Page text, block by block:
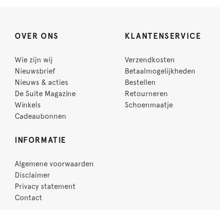
OVER ONS
Wie zijn wij
Nieuwsbrief
Nieuws & acties
De Suite Magazine
Winkels
Cadeaubonnen
KLANTENSERVICE
Verzendkosten
Betaalmogelijkheden
Bestellen
Retourneren
Schoenmaatje
INFORMATIE
Algemene voorwaarden
Disclaimer
Privacy statement
Contact